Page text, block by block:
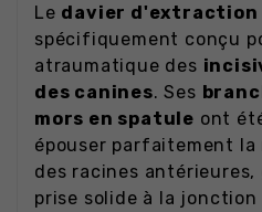
Le davier d'extraction
spécifiquement conçu
atraumatique des
des canines. Ses
mors en spatule ont
épouser parfaitement la
des racines
prise solide à la